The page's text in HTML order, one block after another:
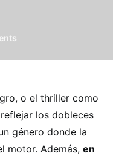
o el thriller como
los dobleces
género donde la
motor. Además, en